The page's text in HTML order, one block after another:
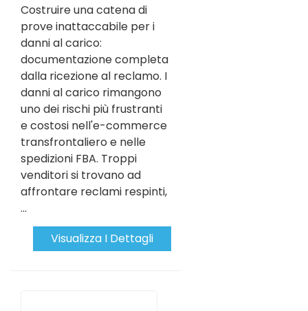
Costruire una catena di
prove inattaccabile per i
danni al carico:
documentazione completa
dalla ricezione al reclamo. I
danni al carico rimangono
uno dei rischi più frustranti
e costosi nell'e-commerce
transfrontaliero e nelle
spedizioni FBA. Troppi
venditori si trovano ad
affrontare reclami respinti,
...
Visualizza I Dettagli